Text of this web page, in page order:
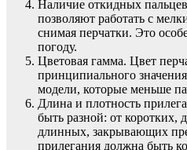
Наличие откидных
позволяют работать с
снимая перчатки. Это
погоду.
Цветовая гамма. Цвет
принципиального
модели, которые меньше
Длина и плотность
быть разной: от коротких,
длинных, закрывающих
прилегания должна быть